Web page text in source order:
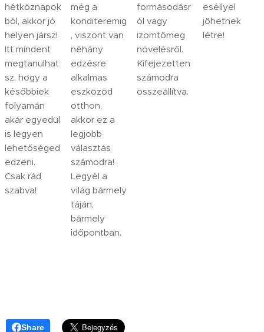
hétköznapok
ból, akkor jó
helyen jársz!
Itt mindent
megtanulhat
sz, hogy a
későbbiek
folyamán
akár egyedül
is legyen
lehetőséged
edzeni.
Csak rád
szabva!
még a
konditeremig
, viszont van
néhány
edzésre
alkalmas
eszközöd
otthon,
akkor ez a
legjobb
választás
számodra!
Legyél a
világ bármely
táján,
bármely
időpontban.
formásodásr
ól vagy
izomtömeg
növelésről.
Kifejezetten
számodra
összeállítva.
eséllyel
jöhetnek
létre!
Share